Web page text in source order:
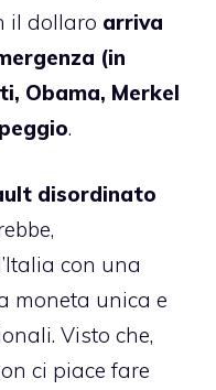
il dollaro arriva
(in
Obama, Merkel
.
disordinato
con una
moneta unica e
Visto che,
ci piace fare